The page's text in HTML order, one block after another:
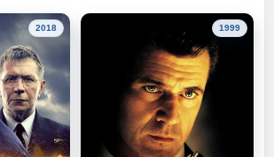
2018 1999